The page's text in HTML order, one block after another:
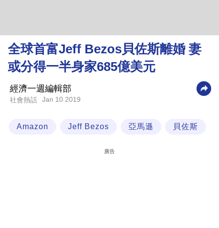
理
財
商
業
科
全球首富Jeff Bezos貝佐斯離婚 妻
或分得一半身家685億美元
經濟一週編輯部
社會熱話 Jan 10 2019
Amazon Jeff Bezos 亞馬遜 貝佐斯
廣告